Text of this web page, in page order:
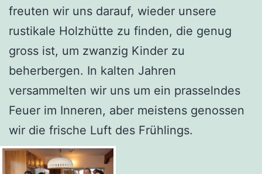
freuten wir uns darauf, wieder unsere
rustikale Holzhütte zu finden, die genug
gross ist, um zwanzig Kinder zu
beherbergen. In kalten Jahren
versammelten wir uns um ein prasselndes
Feuer im Inneren, aber meistens genossen
wir die frische Luft des Frühlings.